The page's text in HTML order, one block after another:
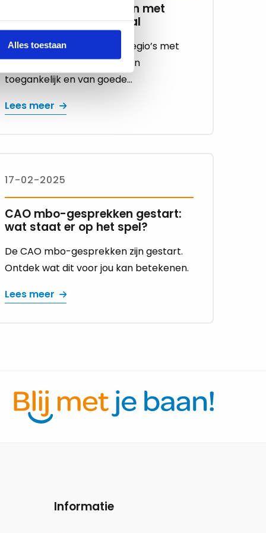
Alles toestaan
Geld voor mbo-scholen met
dalend leerlingenaantal
Om het mbo-onderwijs in regio’s met
een dalend aantal studenten
toegankelijk en van goede...
Lees meer
17-02-2025
CAO mbo-gesprekken gestart:
wat staat er op het spel?
De CAO mbo-gesprekken zijn gestart.
Ontdek wat dit voor jou kan betekenen.
Lees meer
Informatie